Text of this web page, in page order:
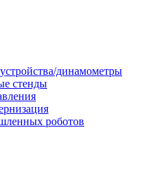
динамометры
стенды
роботов